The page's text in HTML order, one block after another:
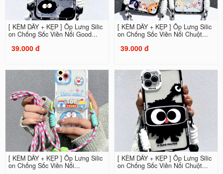
[ KÈM DÂY + KẸP ] Ốp Lưng Silic
on Chống Sốc Viền Nổi Good...
39.000 đ
[ KÈM DÂY + KẸP ] Ốp Lưng Silic
on Chống Sốc Viền Nổi Chuột...
39.000 đ
[ KÈM DÂY + KẸP ] Ốp Lưng Silic
on Chống Sốc Viền Nổi...
[ KÈM DÂY + KẸP ] Ốp Lưng Silic
on Chống Sốc Viền Nổi Chuột...